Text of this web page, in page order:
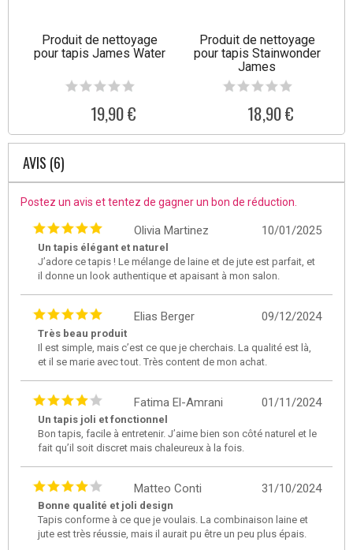
Produit de nettoyage
pour tapis James Water
19,90 €
Produit de nettoyage
pour tapis Stainwonder
James
18,90 €
AVIS (6)
Postez un avis et tentez de gagner un bon de réduction.
10/01/2025
Olivia Martinez
Un tapis élégant et naturel
J’adore ce tapis ! Le mélange de laine et de jute est parfait, et
il donne un look authentique et apaisant à mon salon.
09/12/2024
Elias Berger
Très beau produit
Il est simple, mais c’est ce que je cherchais. La qualité est là,
et il se marie avec tout. Très content de mon achat.
01/11/2024
Fatima El-Amrani
Un tapis joli et fonctionnel
Bon tapis, facile à entretenir. J’aime bien son côté naturel et le
fait qu’il soit discret mais chaleureux à la fois.
31/10/2024
Matteo Conti
Bonne qualité et joli design
Tapis conforme à ce que je voulais. La combinaison laine et
jute est très réussie, mais il aurait pu être un peu plus épais.